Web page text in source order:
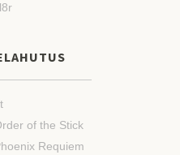
of the Stick
Requiem